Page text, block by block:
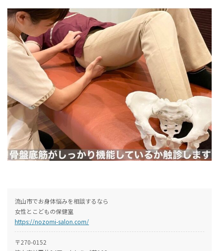
流山市でお身体悩みを相談するなら
女性とこどもの保健室
https://nozomi-salon.com/
〒270-0152